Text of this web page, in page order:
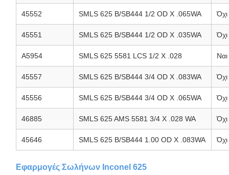
45552 SMLS 625 B/SB444 1/2 OD X .065WA Όχι
45551 SMLS 625 B/SB444 1/2 OD X .035WA Όχι
A5954 SMLS 625 5581 LCS 1/2 X .028 Ναι
45557 SMLS 625 B/SB444 3/4 OD X .083WA Όχι
45556 SMLS 625 B/SB444 3/4 OD X .065WA Όχι
46885 SMLS 625 AMS 5581 3/4 X .028 WA Όχι
45646 SMLS 625 B/SB444 1.00 OD X .083WA Όχι
Εφαρμογές Σωλήνων Inconel 625